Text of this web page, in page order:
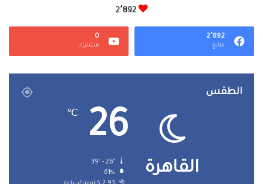
2٬892
2٬892
متابع
0
مشترك
الطقس
القاهرة
26
℃
61%